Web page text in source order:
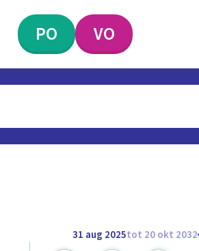
PO VO
31 aug 2025tot 20 okt 2032